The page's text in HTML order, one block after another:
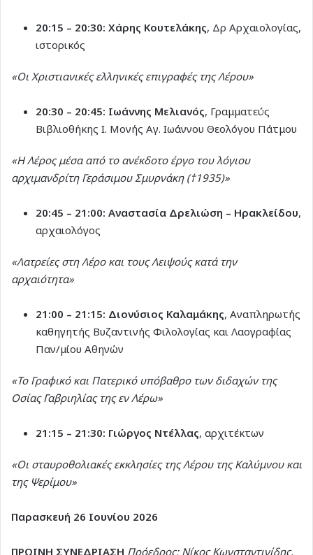
20:15 – 20:30: Χάρης Κουτελάκης, Δρ Αρχαιολογίας,
ιστορικός
«Οι Χριστιανικές ελληνικές επιγραφές της Λέρου»
20:30 – 20:45: Ιωάννης Μελιανός, Γραμματεύς
Βιβλιοθήκης Ι. Μονής Αγ. Ιωάννου Θεολόγου Πάτμου
«Η Λέρος μέσα από το ανέκδοτο έργο του λόγιου
αρχιμανδρίτη Γεράσιμου Σμυρνάκη (†1935)»
20:45 – 21:00: Αναστασία Δρελιώση – Ηρακλείδου,
αρχαιολόγος
«Λατρείες στη Λέρο και τους Λειψούς κατά την
αρχαιότητα»
21:00 – 21:15: Διονύσιος Καλαμάκης, Αναπληρωτής
καθηγητής Βυζαντινής Φιλολογίας και Λαογραφίας
Παν/μίου Αθηνών
«Το Γραφικό και Πατερικό υπόβαθρο των διδαχών της
Οσίας Γαβριηλίας της εν Λέρω»
21:15 – 21:30: Γιώργος Ντέλλας, αρχιτέκτων
«Οι σταυροθολιακές εκκλησίες της Λέρου της Καλύμνου και
της Ψερίμου»
Παρασκευή 26 Ιουνίου 2026
ΠΡΩΙΝΗ ΣΥΝΕΔΡΙΑΣΗ Πρόεδρος: Νίκος Κωνσταντινίδης,